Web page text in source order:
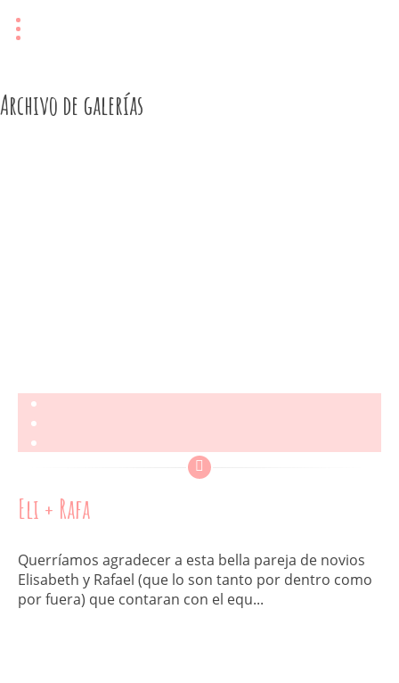
Archivo de galerías
Eli + Rafa
Querríamos agradecer a esta bella pareja de novios
Elisabeth y Rafael (que lo son tanto por dentro como
por fuera) que contaran con el equ...